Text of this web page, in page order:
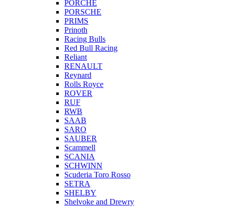
PORCHE
PORSCHE
PRIMS
Prinoth
Racing Bulls
Red Bull Racing
Reliant
RENAULT
Reynard
Rolls Royce
ROVER
RUF
RWB
SAAB
SARO
SAUBER
Scammell
SCANIA
SCHWINN
Scuderia Toro Rosso
SETRA
SHELBY
Shelvoke and Drewry